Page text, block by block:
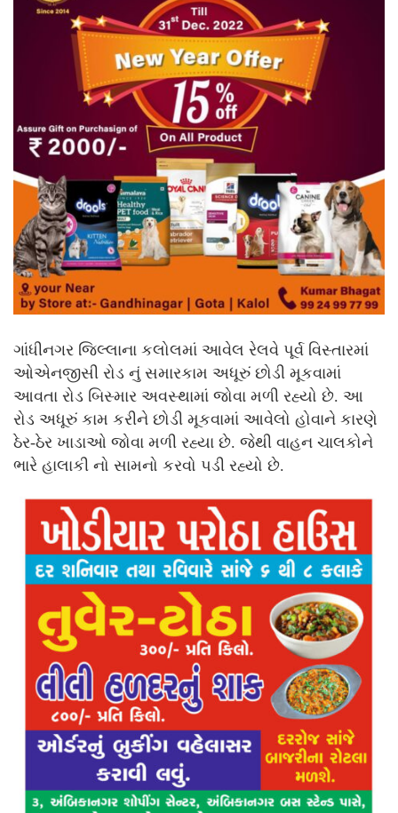
ગાંધીનગર જિલ્લાના કલોલમાં આવેલ રેલવે પૂર્વ વિસ્તારમાં
ઓએનજીસી રોડ નું સમારકામ અધૂરું છોડી મૂકવામાં
આવતા રોડ બિસ્માર અવસ્થામાં જોવા મળી રહ્યો છે. આ
રોડ અધૂરું કામ કરીને છોડી મૂકવામાં આવેલો હોવાને કારણે
ઠેર-ઠેર ખાડાઓ જોવા મળી રહ્યા છે. જેથી વાહન ચાલકોને
ભારે હાલાકી નો સામનો કરવો પડી રહ્યો છે.